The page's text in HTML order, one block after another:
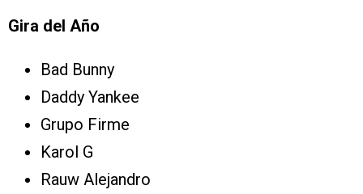
Gira del Año
Bad Bunny
Daddy Yankee
Grupo Firme
Karol G
Rauw Alejandro